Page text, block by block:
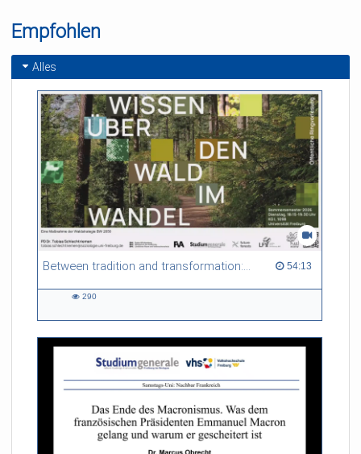
Empfohlen
Alles
Between tradition and transformation: how owners, advisers and institutions co-create knowledge for resilient forests in Europe 54:13
54:13 duration
290